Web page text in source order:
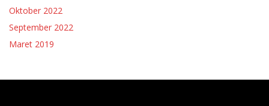
Oktober 2022
September 2022
Maret 2019